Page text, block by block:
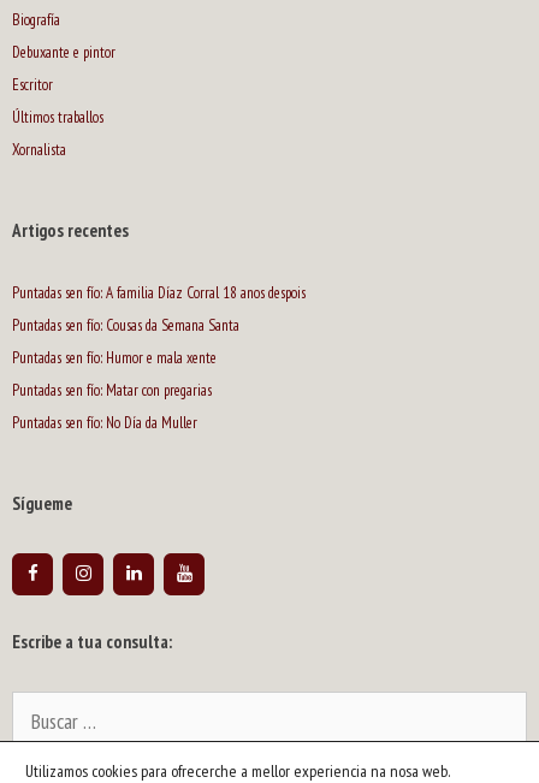
Biografía
Debuxante e pintor
Escritor
Últimos traballos
Xornalista
Artigos recentes
Puntadas sen fío: A familia Díaz Corral 18 anos despois
Puntadas sen fío: Cousas da Semana Santa
Puntadas sen fío: Humor e mala xente
Puntadas sen fío: Matar con pregarias
Puntadas sen fío: No Día da Muller
Sígueme
Escribe a tua consulta:
Utilizamos cookies para ofrecerche a mellor experiencia na nosa web.